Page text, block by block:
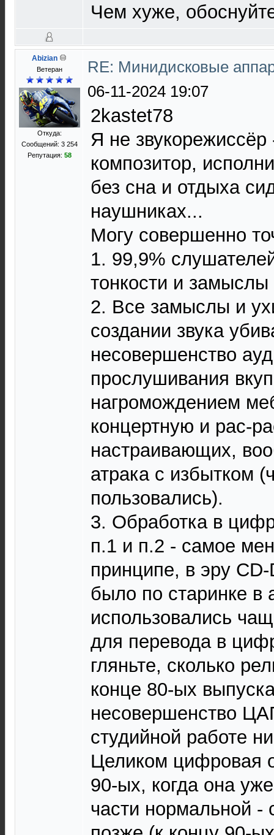
Чем хуже,
Abizian
Ветеран
Откуда:
Сообщений: 3 254
Репутация: 58
RE: Минидисковые
06-11-2024 19:07
2kastet78
Я не
композитор,
без сна и отдыха
наушниках...
Могу совершенно
1. 99,9%
тонкости и
2. Все замыслы и
создании звука
несовершенство
прослушивания
нагромождением
концертную и рас-
настраивающих,
атрака с избытком
пользовались).
3. Обработка в
п.1 и п.2 - самое
принципе, в эру
было по старинке в
использовались
для перевода в
гляньте, сколько
конце 80-ых
несовершенство
студийной работе
Целиком цифровая
90-ых, когда она
части нормальной